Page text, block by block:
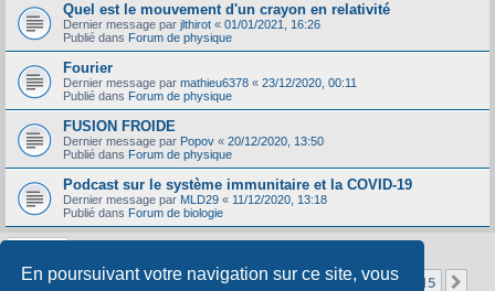
En poursuivant votre navigation sur ce site, vous
Quel est le mouvement d'un crayon en relativité
Dernier message par jlthirot « 01/01/2021, 16:26
Publié dans Forum de physique
Fourier
Dernier message par mathieu6378 « 23/12/2020, 00:11
Publié dans Forum de physique
FUSION FROIDE
Dernier message par Popov « 20/12/2020, 13:50
Publié dans Forum de physique
Podcast sur le système immunitaire et la COVID-19
Dernier message par MLD29 « 11/12/2020, 13:18
Publié dans Forum de biologie
La recherche a retourné 356 résultats Page 1sur15
1 2 3 4 5 … 15